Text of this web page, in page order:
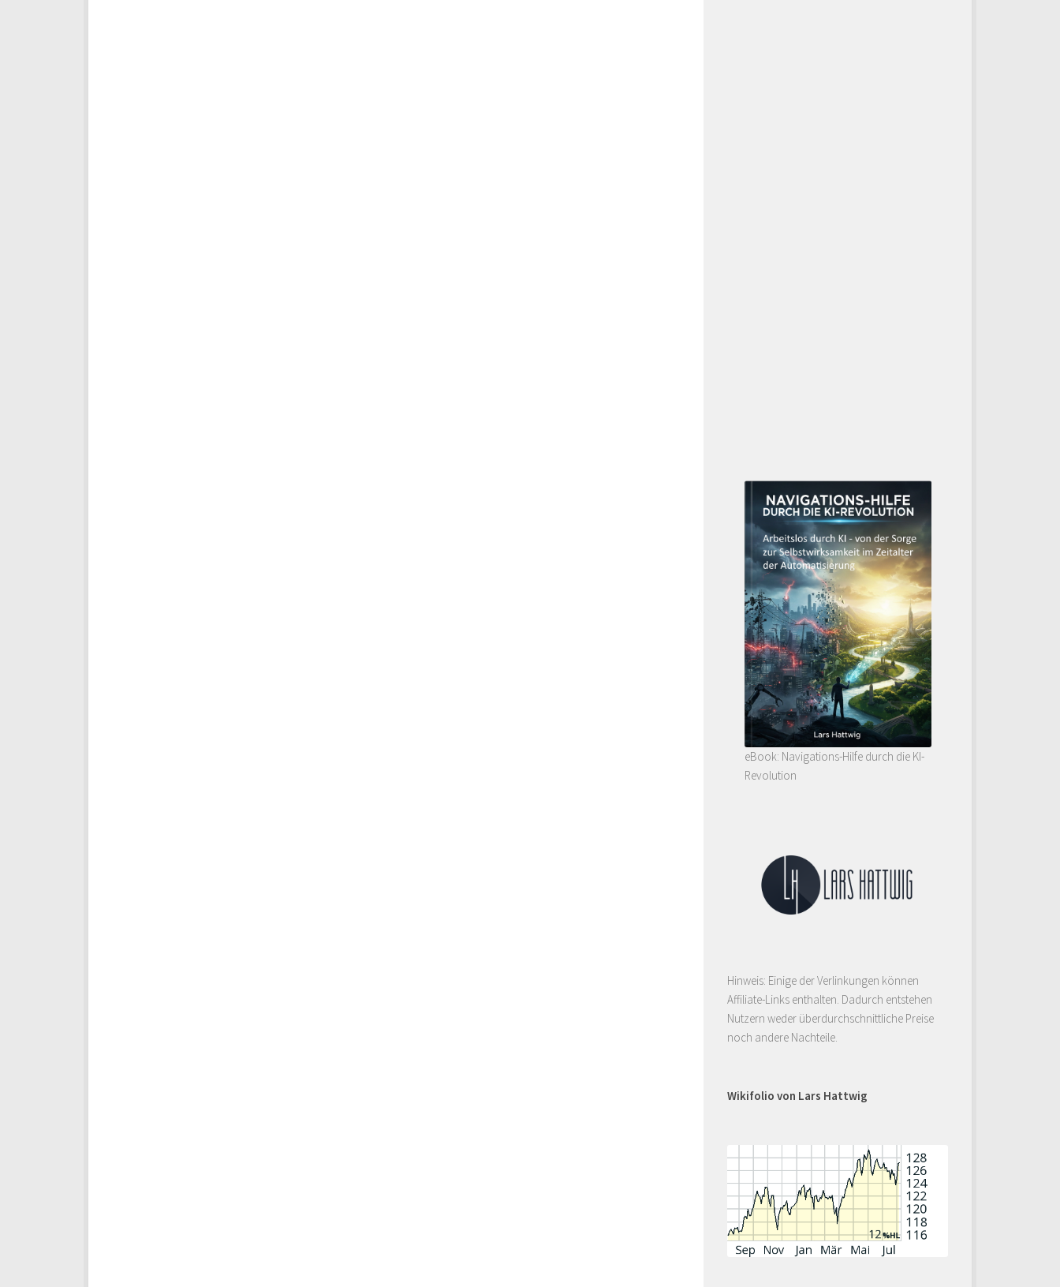
eBook: Navigations-Hilfe durch die KI-
Revolution
Hinweis: Einige der Verlinkungen können
Affiliate-Links enthalten. Dadurch entstehen
Nutzern weder überdurchschnittliche Preise
noch andere Nachteile.
Wikifolio von Lars Hattwig